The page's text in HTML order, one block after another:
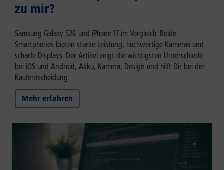
zu mir?
Samsung Galaxy S26 und iPhone 17 im Vergleich: Beide
Smartphones bieten starke Leistung, hochwertige Kameras und
scharfe Displays. Der Artikel zeigt die wichtigsten Unterschiede
bei iOS und Android, Akku, Kamera, Design und hilft Dir bei der
Kaufentscheidung.
Mehr erfahren